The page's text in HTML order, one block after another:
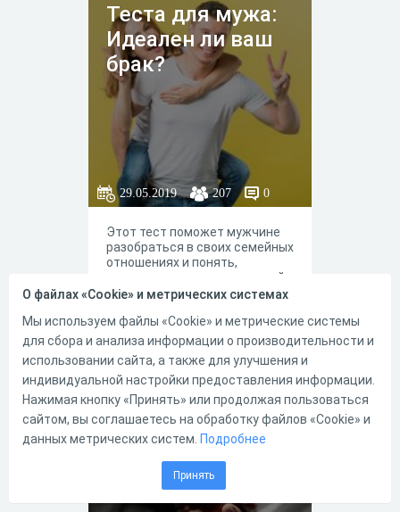
Теста для мужа:
Идеален ли ваш
брак?
29.05.2019 207 0
Этот тест поможет мужчине
разобраться в своих семейных
отношениях и понять,
насколько он подходит своей
жене и наоборот.
Опросник
удовлетвореннос
ти браком
О файлах «Cookie» и метрических системах
Мы используем файлы «Cookie» и метрические системы
для сбора и анализа информации о производительности и
использовании сайта, а также для улучшения и
индивидуальной настройки предоставления информации.
Нажимая кнопку «Принять» или продолжая пользоваться
сайтом, вы соглашаетесь на обработку файлов «Cookie» и
данных метрических систем. Подробнее
Принять